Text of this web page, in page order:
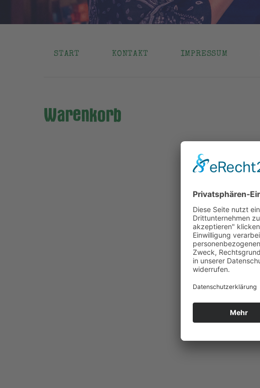
START KONTAKT IMPRESSUM
Warenkorb